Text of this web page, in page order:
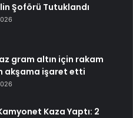
Şoförü Tutuklandı
gram altın için rakam
akşama işaret etti
Kaza Yaptı: 2